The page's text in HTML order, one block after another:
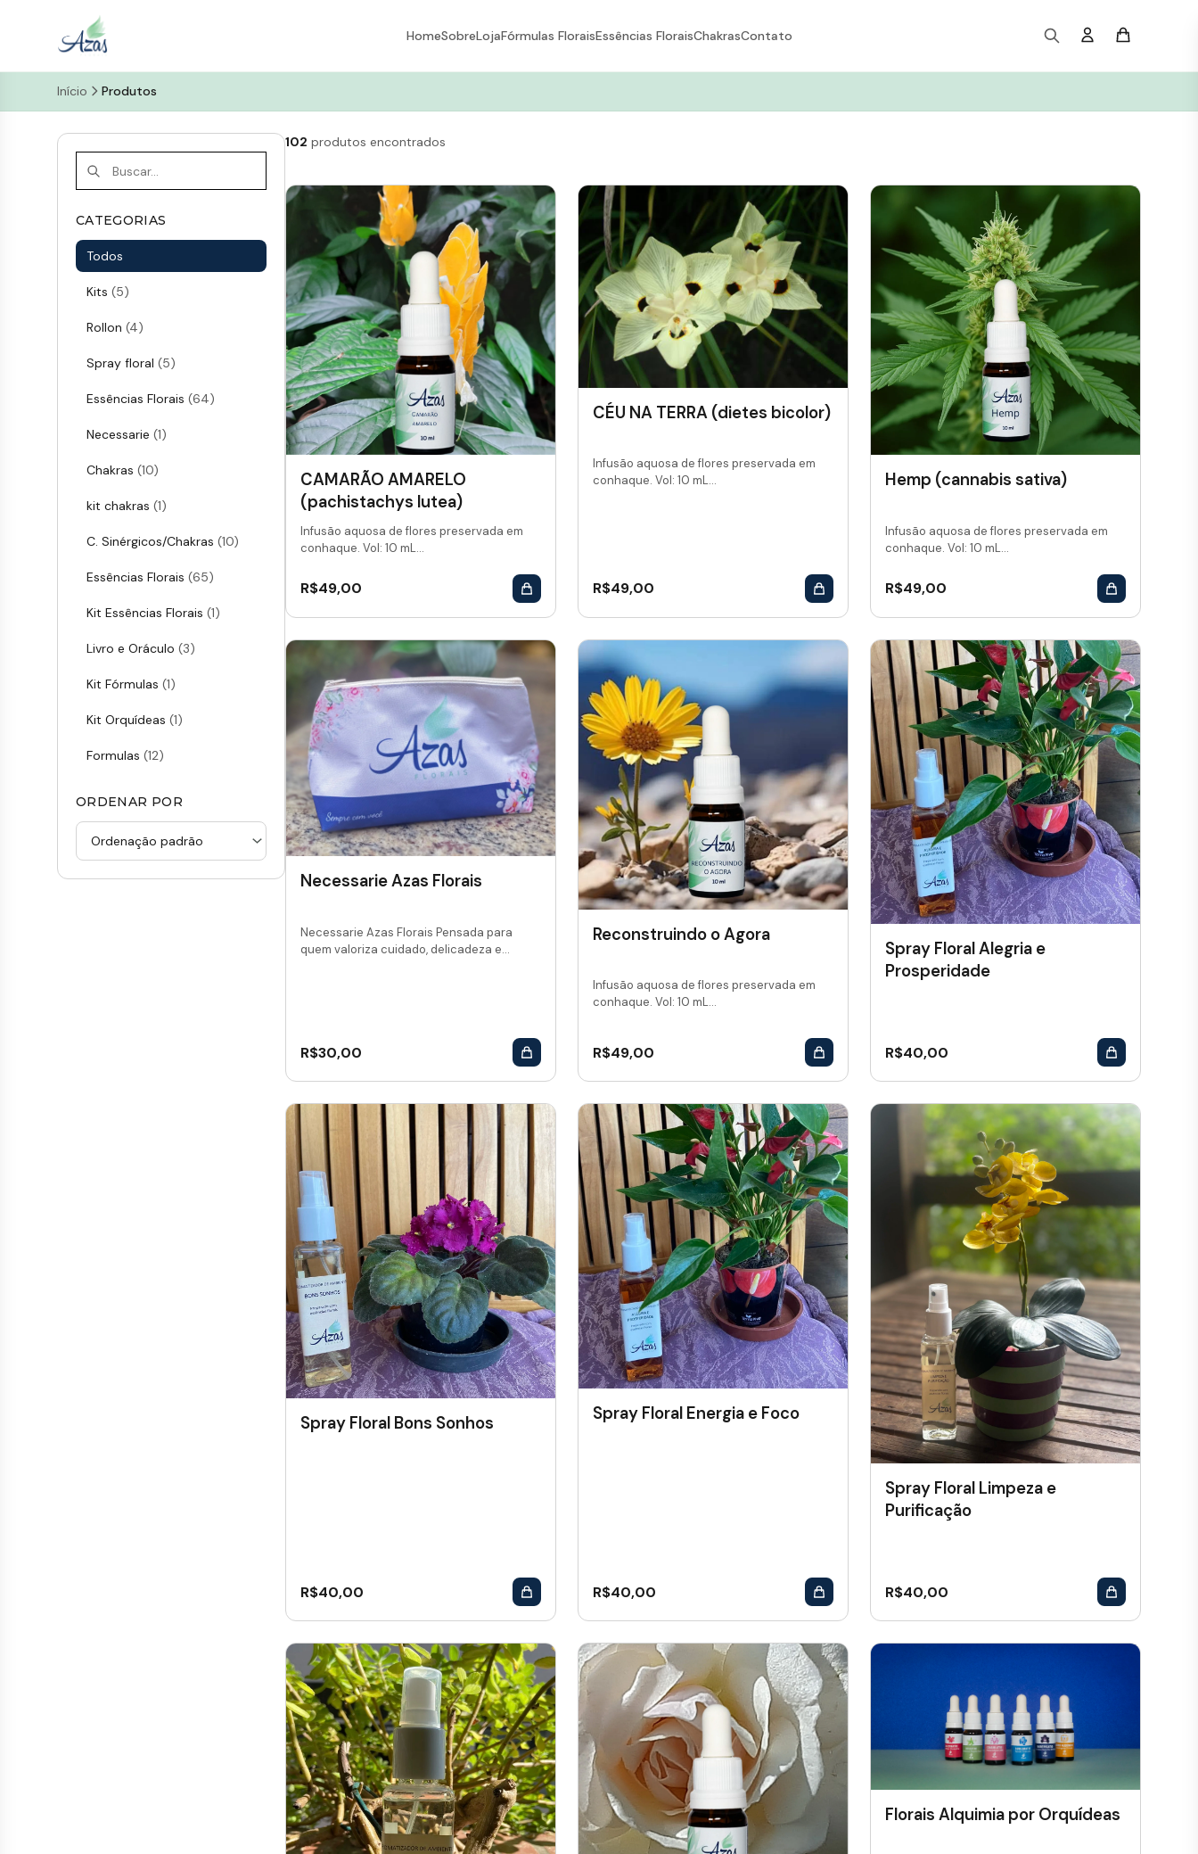
HomeSobreLojaFórmulas FloraisEssências FloraisChakrasContato
Início Produtos
CATEGORIAS
Todos
Kits (5)
Rollon (4)
Spray floral (5)
Essências Florais (64)
Necessarie (1)
Chakras (10)
kit chakras (1)
C. Sinérgicos/Chakras (10)
Essências Florais (65)
Kit Essências Florais (1)
Livro e Oráculo (3)
Kit Fórmulas (1)
Kit Orquídeas (1)
Formulas (12)
ORDENAR POR
102 produtos encontrados
CAMARÃO AMARELO
(pachistachys lutea)
Infusão aquosa de flores preservada em
conhaque. Vol: 10 mL...
R$49,00
CÉU NA TERRA (dietes bicolor)
Infusão aquosa de flores preservada em
conhaque. Vol: 10 mL...
R$49,00
Hemp (cannabis sativa)
Infusão aquosa de flores preservada em
conhaque. Vol: 10 mL...
R$49,00
Necessarie Azas Florais
Necessarie Azas Florais Pensada para
quem valoriza cuidado, delicadeza e...
R$30,00
Reconstruindo o Agora
Infusão aquosa de flores preservada em
conhaque. Vol: 10 mL...
R$49,00
Spray Floral Alegria e
Prosperidade
R$40,00
Spray Floral Bons Sonhos
R$40,00
Spray Floral Energia e Foco
R$40,00
Spray Floral Limpeza e
Purificação
R$40,00
Florais Alquimia por Orquídeas